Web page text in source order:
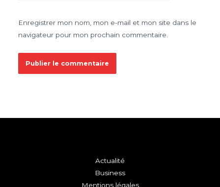
Enregistrer mon nom, mon e-mail et mon site dans le
navigateur pour mon prochain commentaire.
Actualité
Business
Mentions légales